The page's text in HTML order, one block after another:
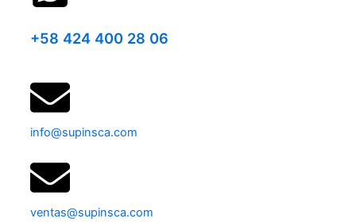
+58 424 400 28 06
info@supinsca.com
ventas@supinsca.com